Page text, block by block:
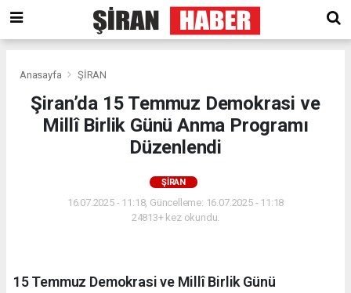
Anasayfa ŞİRAN
Şiran’da 15 Temmuz Demokrasi ve
Millî Birlik Günü Anma Programı
Düzenlendi
ŞİRAN
16.07.2025 - 11:18, Güncelleme: 16.07.2025 - 11:18
24813+ kez okundu.
15 Temmuz Demokrasi ve Millî Birlik Günü